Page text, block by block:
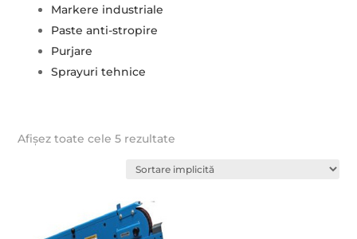
Markere industriale
Paste anti-stropire
Purjare
Sprayuri tehnice
Afișez toate cele 5 rezultate